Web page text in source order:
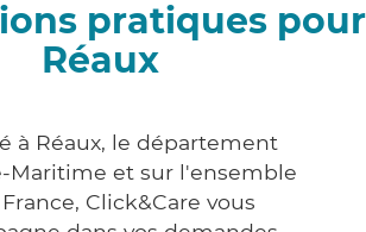
pratiques pour
Réaux
à Réaux, le département
Maritime et sur l'ensemble
Click&Care vous